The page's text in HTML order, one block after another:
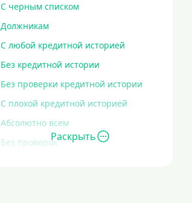
С черным списком
Должникам
С любой кредитной историей
Без кредитной истории
Без проверки кредитной истории
С плохой кредитной историей
Абсолютно всем
Без проверокРаскрыть